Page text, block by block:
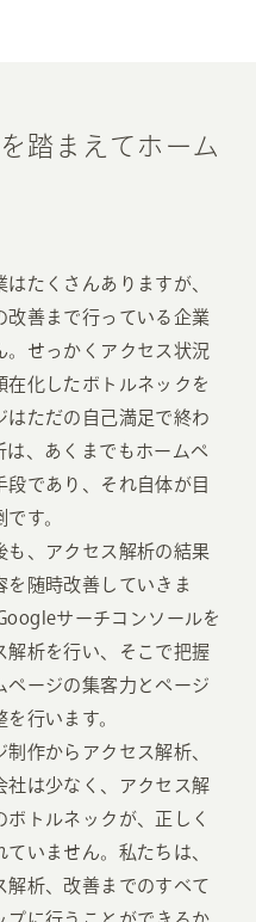
踏まえてホーム
たくさんありますが、
改善まで行っている企業
。せっかくアクセス状況
在化したボトルネックを
はただの自己満足で終わ
は、あくまでもホームペ
であり、それ自体が目
す。
も、アクセス解析の結果
を随時改善していきま
サーチコンソールを
解析を行い、そこで把握
ページの集客力とページ
行います。
作からアクセス解析、
社は少なく、アクセス解
トルネックが、正しく
いません。私たちは、
解析、改善までのすべて